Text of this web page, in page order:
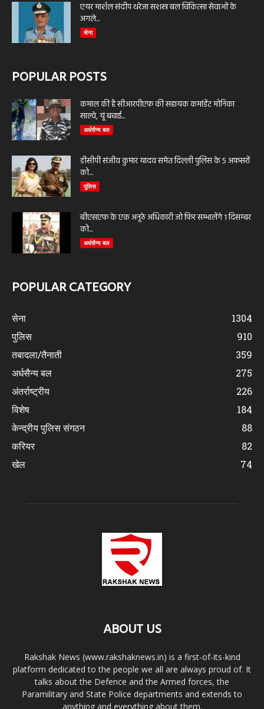
एयर मार्शल संदीप थरेजा सशस्त्र बल चिकित्सा सेवाओं के
अगले...
सेना
POPULAR POSTS
कमाल की है सीआरपीएफ की सहायक कमांडेंट मोनिका
साल्वे, यूं बचाई...
अर्धसैन्य बल
डीसीपी संजीव कुमार यादव समेत दिल्ली पुलिस के 5 अफसरों
को...
पुलिस
बीएसएफ के एक अनूठे अधिकारी जो फिर सम्भालेंगे 1 दिसम्बर
को...
अर्धसैन्य बल
POPULAR CATEGORY
सेना
1304
पुलिस
910
तबादला/तैनाती
359
अर्धसैन्य बल
275
अंतर्राष्ट्रीय
226
विशेष
184
केन्द्रीय पुलिस संगठन
88
करियर
82
खेल
74
ABOUT US
Rakshak News (www.rakshaknews.in) is a first-of-its-kind
platform dedicated to the people we all are always proud of. It
talks about the Defence and the Armed forces, the
Paramilitary and State Police departments and extends to
anything and everything about them.